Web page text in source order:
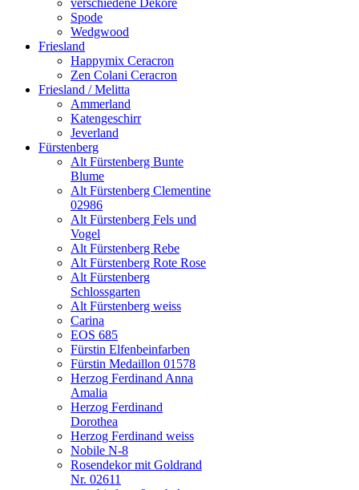
verschiedene Dekore
Spode
Wedgwood
Friesland
Happymix Ceracron
Zen Colani Ceracron
Friesland / Melitta
Ammerland
Katengeschirr
Jeverland
Fürstenberg
Alt Fürstenberg Bunte
Blume
Alt Fürstenberg Clementine
02986
Alt Fürstenberg Fels und
Vogel
Alt Fürstenberg Rebe
Alt Fürstenberg Rote Rose
Alt Fürstenberg
Schlossgarten
Alt Fürstenberg weiss
Carina
EOS 685
Fürstin Elfenbeinfarben
Fürstin Medaillon 01578
Herzog Ferdinand Anna
Amalia
Herzog Ferdinand
Dorothea
Herzog Ferdinand weiss
Nobile N-8
Rosendekor mit Goldrand
Nr. 02611